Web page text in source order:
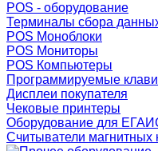
POS - оборудование
Терминалы сбора
POS Моноблоки
POS Мониторы
POS Компьютеры
Программируемые
Дисплеи покупателя
Чековые принтеры
Оборудование для
Считыватели магнитных